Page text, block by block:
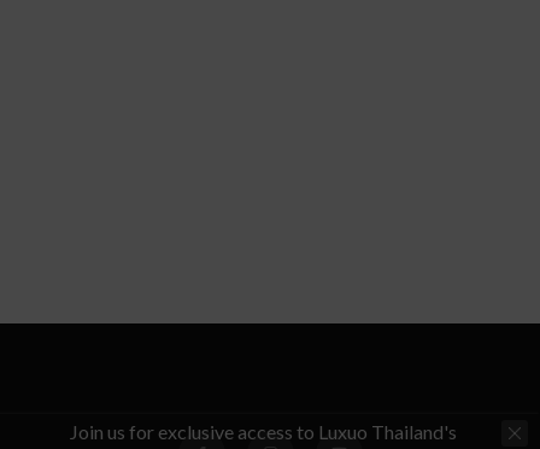
Join us for exclusive access to Luxuo Thailand's